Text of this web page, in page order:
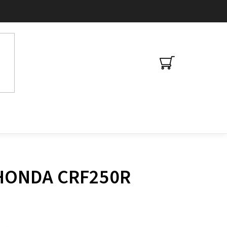
NÁKUPNÍ
CRF250R